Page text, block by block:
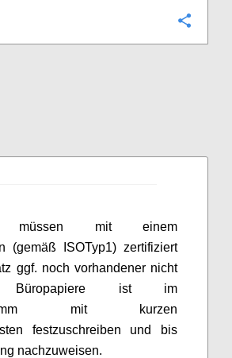
müssen mit einem
(gemäß ISOTyp1) zertifiziert
ggf. noch vorhandener nicht
Büropapiere ist im
mit kurzen
festzuschreiben und bis
nachzuweisen.